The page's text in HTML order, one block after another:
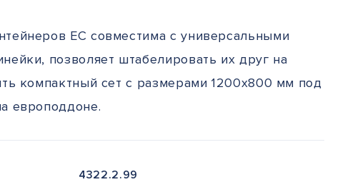
EC совместима с универсальными
позволяет штабелировать их друг на
компактный сет с размерами 1200х800 мм под
европоддоне.
4322.2.99